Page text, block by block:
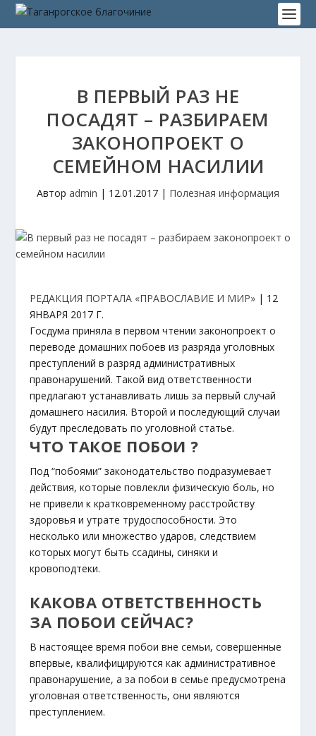
В ПЕРВЫЙ РАЗ НЕ
ПОСАДЯТ – РАЗБИРАЕМ
ЗАКОНОПРОЕКТ О
СЕМЕЙНОМ НАСИЛИИ
Автор admin | 12.01.2017 | Полезная информация
РЕДАКЦИЯ ПОРТАЛА «ПРАВОСЛАВИЕ И МИР» | 12
ЯНВАРЯ 2017 Г.
Госдума приняла в первом чтении законопроект о
переводе домашних побоев из разряда уголовных
преступлений в разряд административных
правонарушений. Такой вид ответственности
предлагают устанавливать лишь за первый случай
домашнего насилия. Второй и последующий случаи
будут преследовать по уголовной статье.
ЧТО ТАКОЕ ПОБОИ ?
Под “побоями” законодательство подразумевает
действия, которые повлекли физическую боль, но
не привели к кратковременному расстройству
здоровья и утрате трудоспособности. Это
несколько или множество ударов, следствием
которых могут быть ссадины, синяки и
кровоподтеки.
КАКОВА ОТВЕТСТВЕННОСТЬ
ЗА ПОБОИ СЕЙЧАС?
В настоящее время побои вне семьи, совершенные
впервые, квалифицируются как административное
правонарушение, а за побои в семье предусмотрена
уголовная ответственность, они являются
преступлением.